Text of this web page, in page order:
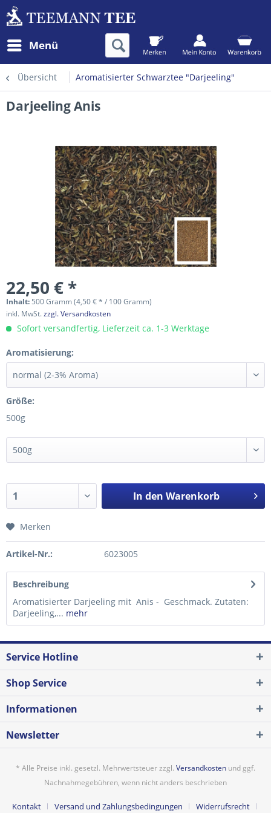
Menü
Übersicht Aromatisierter Schwarztee "Darjeeling"
Darjeeling Anis
22,50 € *
Inhalt: 500 Gramm (4,50 € * / 100 Gramm)
inkl. MwSt.zzgl. Versandkosten
Sofort versandfertig, Lieferzeit ca. 1-3 Werktage
Aromatisierung:
Größe:
500g
In den Warenkorb
Merken
Artikel-Nr.: 6023005
Beschreibung
Aromatisierter Darjeeling mit Anis - Geschmack. Zutaten:
Darjeeling,... mehr
Service Hotline
Shop Service
Informationen
Newsletter
* Alle Preise inkl. gesetzl. Mehrwertsteuer zzgl. Versandkosten und ggf.
Nachnahmegebühren, wenn nicht anders beschrieben
Kontakt Versand und Zahlungsbedingungen Widerrufsrecht